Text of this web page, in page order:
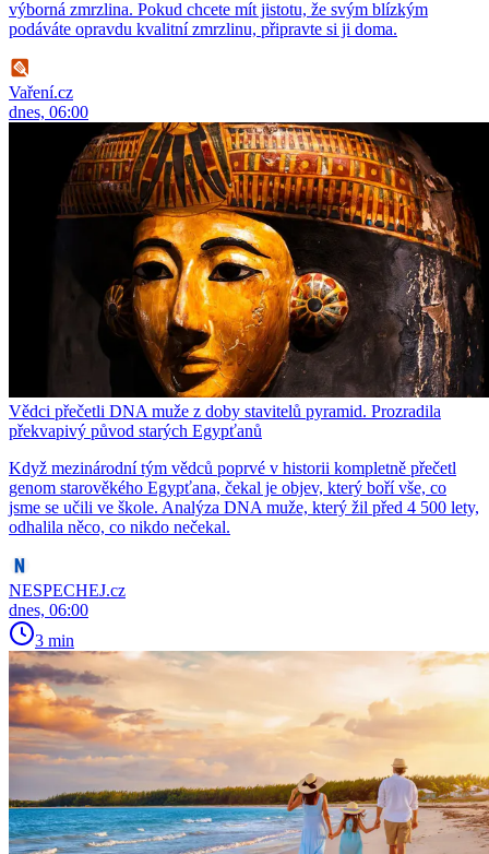
výborná zmrzlina. Pokud chcete mít jistotu, že svým blízkým
podáváte opravdu kvalitní zmrzlinu, připravte si ji doma.
Vaření.cz
dnes, 06:00
Vědci přečetli DNA muže z doby stavitelů pyramid. Prozradila
překvapivý původ starých Egypťanů
Když mezinárodní tým vědců poprvé v historii kompletně přečetl
genom starověkého Egypťana, čekal je objev, který boří vše, co
jsme se učili ve škole. Analýza DNA muže, který žil před 4 500 lety,
odhalila něco, co nikdo nečekal.
NESPECHEJ.cz
dnes, 06:00
3 min